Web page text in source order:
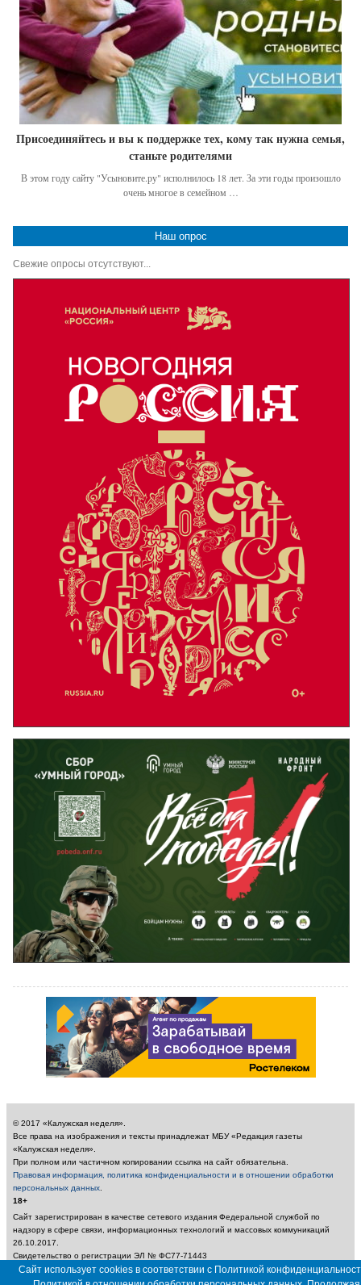
Присоединяйтесь и вы к поддержке тех, кому так нужна семья,
станьте родителями
В этом году сайту "Усыновите.ру" исполнилось 18 лет. За эти годы произошло
очень многое в семейном …
Наш опрос
Свежие опросы отсутствуют...
© 2017 «Калужская неделя».
Все права на изображения и тексты принадлежат МБУ «Редакция газеты
«Калужская неделя».
При полном или частичном копировании ссылка на сайт обязательна.
Правовая информация, политика конфиденциальности и в отношении обработки
персональных данных
18+
Сайт зарегистрирован в качестве сетевого издания Федеральной службой по
надзору в сфере связи, информационных технологий и массовых коммуникаций
26.10.2017.
Свидетельство о регистрации ЭЛ № ФС77-71443
Учредитель: Муниципальное бюджетное учреждение «Редакция газеты «Калужская
неделя»
Сайт использует cookies в соответствии с Политикой